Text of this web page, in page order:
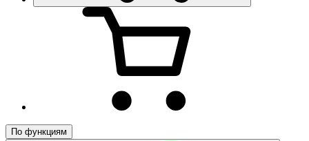
По функциям